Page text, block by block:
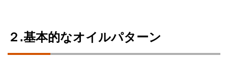
２.基本的なオイルパターン